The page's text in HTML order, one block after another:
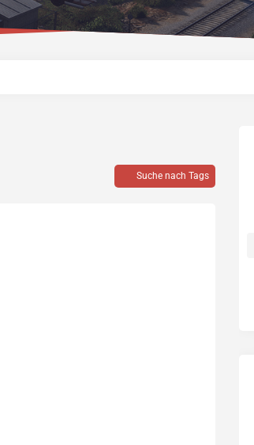
Suche nach Tags